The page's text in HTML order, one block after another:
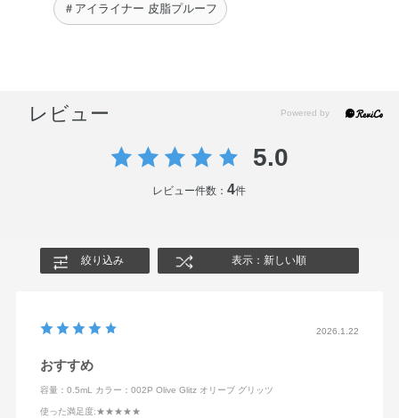
＃アイライナー 皮脂プルーフ
レビュー
5.0
レビュー件数：4件
絞り込み 表示：新しい順
2026.1.22
おすすめ
容量：0.5mL カラー：002P Olive Glitz オリーブ グリッツ
使った満足度:★★★★★